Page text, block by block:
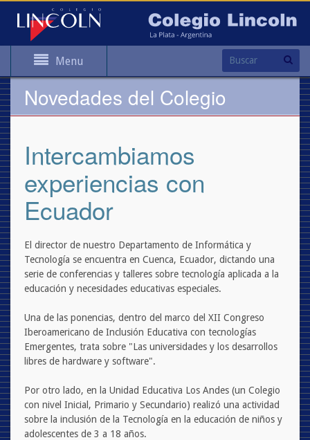
Menu
Novedades del Colegio
Intercambiamos
experiencias con
Ecuador
El director de nuestro Departamento de Informática y
Tecnología se encuentra en Cuenca, Ecuador, dictando una
serie de conferencias y talleres sobre tecnología aplicada a la
educación y necesidades educativas especiales.
Una de las ponencias, dentro del marco del XII Congreso
Iberoamericano de Inclusión Educativa con tecnologías
Emergentes, trata sobre "Las universidades y los desarrollos
libres de hardware y software".
Por otro lado, en la Unidad Educativa Los Andes (un Colegio
con nivel Inicial, Primario y Secundario) realizó una actividad
sobre la inclusión de la Tecnología en la educación de niños y
adolescentes de 3 a 18 años.